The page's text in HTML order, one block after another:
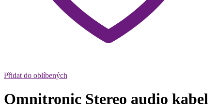
Přidat do oblíbených
Omnitronic Stereo audio kabel